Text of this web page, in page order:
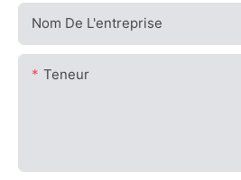
Nom De L'entreprise
Teneur